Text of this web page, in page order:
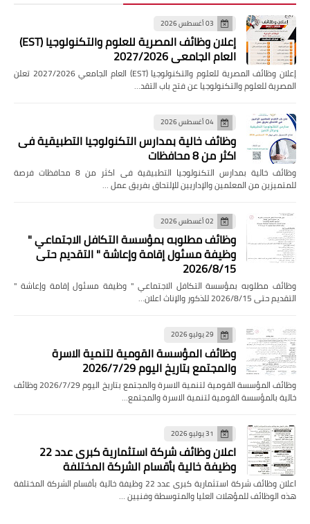
03 أغسطس 2026
إعلان وظائف المصرية للعلوم والتكنولوجيا (EST)
العام الجامعي 2027/2026
إعلان وظائف المصرية للعلوم والتكنولوجيا (EST) العام الجامعي 2027/2026 تعلن
المصرية للعلوم والتكنولوجيا عن فتح باب التقد…
04 أغسطس 2026
وظائف خالية بمدارس التكنولوجيا التطبيقية فى
اكثر من 8 محافظات
وظائف خالية بمدارس التكنولوجيا التطبيقية فى اكثر من 8 محافظات فرصة
للمتميزين من المعلمين والإداريين للإلتحاق بفريق عمل …
02 أغسطس 2026
وظائف مطلوبه بمؤسسة التكافل الاجتماعي "
وظيفة مسئول إقامة وإعاشة " التقديم حتى
2026/8/15
وظائف مطلوبه بمؤسسة التكافل الاجتماعي " وظيفة مسئول إقامة وإعاشة "
التقديم حتى 2026/8/15 للذكور والإناث اعلان…
29 يوليو 2026
وظائف المؤسسة القومية لتنمية الاسرة
والمجتمع بتاريخ اليوم 2026/7/29
وظائف المؤسسة القومية لتنمية الاسرة والمجتمع بتاريخ اليوم 2026/7/29 وظائف
خالية بالمؤسسة القومية لتنمية الاسرة والمجتمع…
31 يوليو 2026
اعلان وظائف شركة استثمارية كبرى عدد 22
وظيفة خالية بأقسام الشركة المختلفة
اعلان وظائف شركة استثمارية كبرى عدد 22 وظيفة خالية بأقسام الشركة المختلفة
هذه الوظائف للمؤهلات العليا والمتوسطة وفنيين …